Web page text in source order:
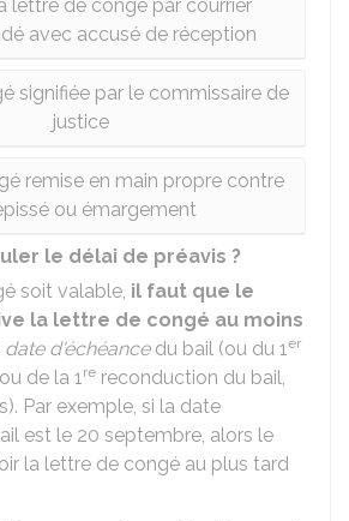
lettre de congé par courrier
avec accusé de réception
signifiée par le commissaire de
justice
remise en main propre contre
ou émargement
le délai de préavis ?
soit valable, il faut que le
la lettre de congé au moins
date d'échéancedu bail (ou du 1er
de la 1re reconduction du bail,
Par exemple, si la date
est le 20 septembre, alors le
la lettre de congé au plus tard